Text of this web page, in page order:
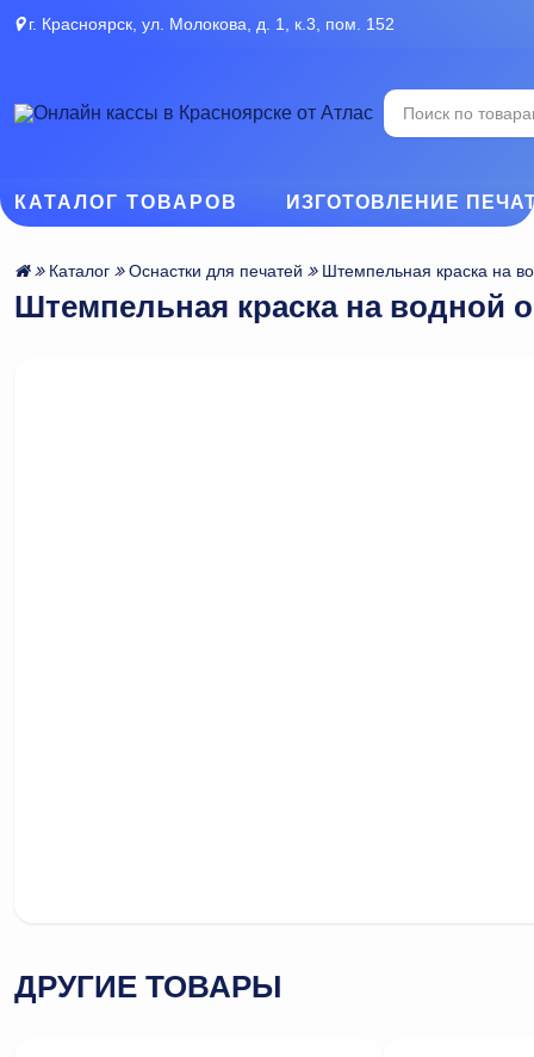
г. Красноярск, ул. Молокова, д. 1, к.3, пом. 152
КАТАЛОГ ТОВАРОВ ИЗГОТОВЛЕНИЕ
Каталог Оснастки для печатей Штемпельная краска на
Штемпельная краска на водной
ДРУГИЕ ТОВАРЫ